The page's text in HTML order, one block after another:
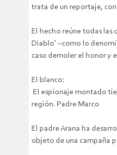
trata de un reportaje,
El hecho reúne todas las
Diablo’ –como lo
caso demoler el honor y
El blanco:
El espionaje montado
región. Padre Marco
El padre Arana ha
objeto de una campaña